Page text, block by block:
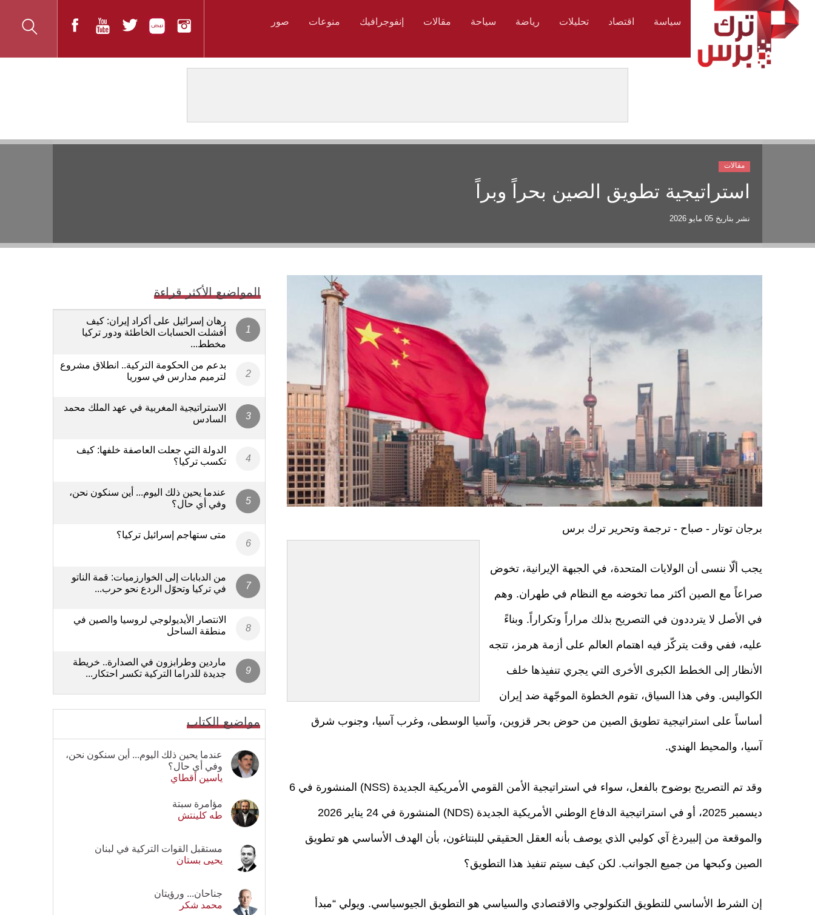
سياسة اقتصاد تحليلات رياضة سياحة مقالات إنفوجرافيك منوعات صور
استراتيجية تطويق الصين بحراً وبراً
نشر بتاريخ 05 مايو 2026
مقالات
برجان توتار - صباح - ترجمة وتحرير ترك برس
يجب ألّا ننسى أن الولايات المتحدة، في الجبهة الإيرانية، تخوض
صراعاً مع الصين أكثر مما تخوضه مع النظام في طهران. وهم
في الأصل لا يترددون في التصريح بذلك مراراً وتكراراً. وبناءً
عليه، ففي وقت يتركّز فيه اهتمام العالم على أزمة هرمز، تتجه
الأنظار إلى الخطط الكبرى الأخرى التي يجري تنفيذها خلف
الكواليس. وفي هذا السياق، تقوم الخطوة الموجّهة ضد إيران
أساساً على استراتيجية تطويق الصين من حوض بحر قزوين، وآسيا الوسطى، وغرب آسيا، وجنوب شرق
آسيا، والمحيط الهندي.
وقد تم التصريح بوضوح بالفعل، سواء في استراتيجية الأمن القومي الأمريكية الجديدة (NSS) المنشورة في 6
ديسمبر 2025، أو في استراتيجية الدفاع الوطني الأمريكية الجديدة (NDS) المنشورة في 24 يناير 2026
والموقعة من إلبيردغ آي كولبي الذي يوصف بأنه العقل الحقيقي للبنتاغون، بأن الهدف الأساسي هو تطويق
الصين وكبحها من جميع الجوانب. لكن كيف سيتم تنفيذ هذا التطويق؟
إن الشرط الأساسي للتطويق التكنولوجي والاقتصادي والسياسي هو التطويق الجيوسياسي. ويولي “مبدأ
المواضيع الأكثر قراءة
رهان إسرائيل على أكراد إيران: كيف
أفشلت الحسابات الخاطئة ودور تركيا
مخطط...
بدعم من الحكومة التركية.. انطلاق مشروع
لترميم مدارس في سوريا
الاستراتيجية المغربية في عهد الملك محمد
السادس
الدولة التي جعلت العاصفة خلفها: كيف
تكسب تركيا؟
عندما يحين ذلك اليوم... أين سنكون نحن،
وفي أي حال؟
متى ستهاجم إسرائيل تركيا؟
من الدبابات إلى الخوارزميات: قمة الناتو
في تركيا وتحوّل الردع نحو حرب...
الانتصار الأيديولوجي لروسيا والصين في
منطقة الساحل
ماردين وطرابزون في الصدارة.. خريطة
جديدة للدراما التركية تكسر احتكار...
مواضيع الكتاب
عندما يحين ذلك اليوم... أين سنكون نحن،
وفي أي حال؟
ياسين أقطاي
مؤامرة سبتة
طه كلينتش
مستقبل القوات التركية في لبنان
يحيى بستان
جناحان... ورؤيتان
محمد شكر